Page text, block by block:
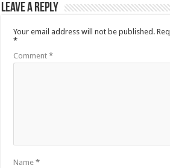
Leave a Reply
Your email address will not be published.
*
Comment*
Name*